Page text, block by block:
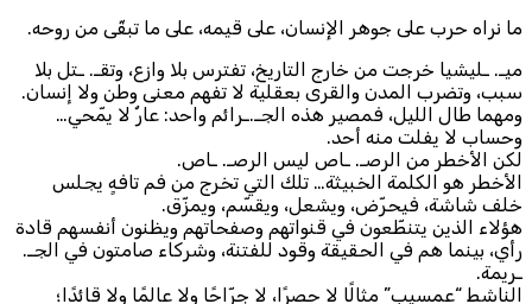
ما نراه حرب على جوهر الإنسان، على قيمه، على ما تبقّى من روحه.
ميـ. ـليشيا خرجت من خارج التاريخ، تفترس بلا وازع، وتقـ. ـتل بلا
سبب، وتضرب المدن والقرى بعقلية لا تفهم معنى وطن ولا إنسان.
ومهما طال الليل، فمصير هذه الجـ.ـرائم واحد: عارٌ لا يمّحي…
وحساب لا يفلت منه أحد.
لكن الأخطر من الرصـ. ـاص ليس الرصـ. ـاص.
الأخطر هو الكلمة الخبيثة… تلك التي تخرج من فم تافهٍ يجلس
خلف شاشة، فيحرّض، ويشعل، ويقسّم، ويمزّق.
هؤلاء الذين يتنطّعون في قنواتهم وصفحاتهم ويظنون أنفسهم قادة
رأي، بينما هم في الحقيقة وقود للفتنة، وشركاء صامتون في الجـ.
ـريمة.
الناشط “عمسيب” مثالًا لا حصرًا، لا جرّاحًا ولا عالمًا ولا قائدًا؛